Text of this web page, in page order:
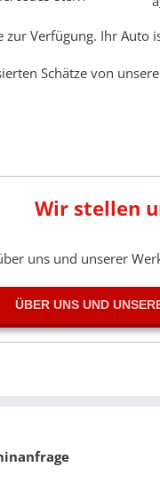
Verfügung. Ihr Auto
Schätze von
Wir stellen
uns und unserer
ÜBER UNS UND